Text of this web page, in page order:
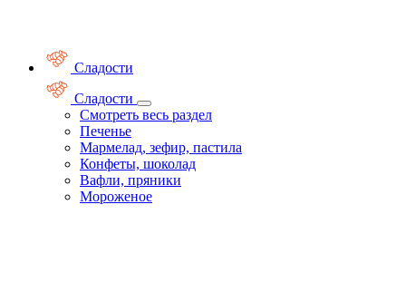
Сладости
Сладости
Смотреть весь раздел
Печенье
Мармелад, зефир, пастила
Конфеты, шоколад
Вафли, пряники
Мороженое